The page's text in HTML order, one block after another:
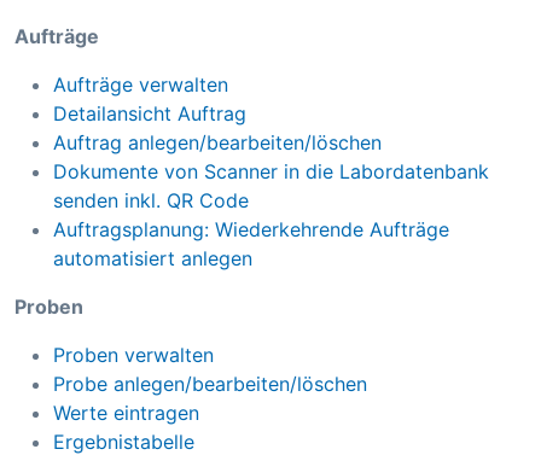
Aufträge
Aufträge verwalten
Detailansicht Auftrag
Auftrag anlegen/bearbeiten/löschen
Dokumente von Scanner in die Labordatenbank
senden inkl. QR Code
Auftragsplanung: Wiederkehrende Aufträge
automatisiert anlegen
Proben
Proben verwalten
Probe anlegen/bearbeiten/löschen
Werte eintragen
Ergebnistabelle